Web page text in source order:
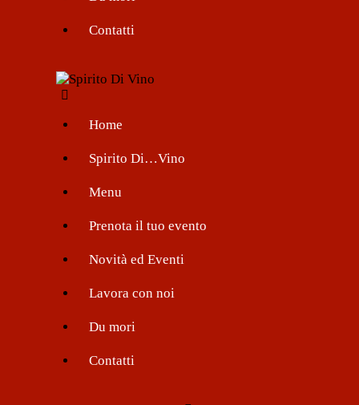
Contatti
Home
Spirito Di…Vino
Menu
Prenota il tuo evento
Novità ed Eventi
Lavora con noi
Du mori
Contatti